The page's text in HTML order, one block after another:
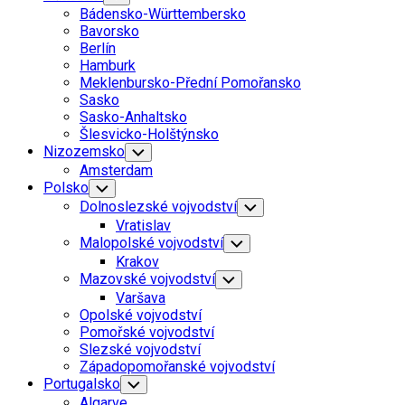
Child
Menu
Bádensko-Württembersko
Bavorsko
Berlín
Hamburk
Meklenbursko-Přední Pomořansko
Sasko
Sasko-Anhaltsko
Šlesvicko-Holštýnsko
Nizozemsko Toggle
Child
Menu
Amsterdam
Polsko Toggle
Child
Menu
Dolnoslezské vojvodství Toggle
Child
Menu
Vratislav
Malopolské vojvodství Toggle
Child
Menu
Krakov
Mazovské vojvodství Toggle
Child
Varšava
Opolské vojvodství
Pomořské vojvodství
Slezské vojvodství
Západopomořanské vojvodství
Portugalsko Toggle
Child